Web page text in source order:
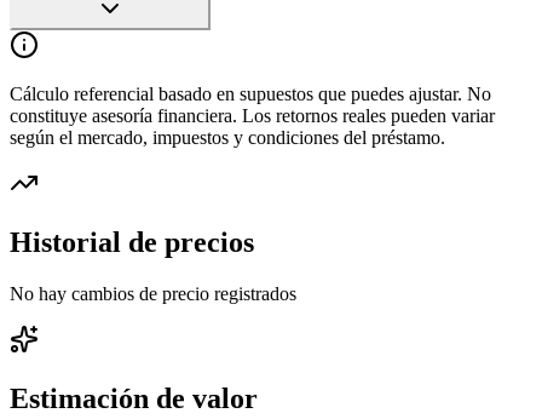
Cálculo referencial basado en supuestos que puedes ajustar. No
constituye asesoría financiera. Los retornos reales pueden variar
según el mercado, impuestos y condiciones del préstamo.
Historial de precios
No hay cambios de precio registrados
Estimación de valor